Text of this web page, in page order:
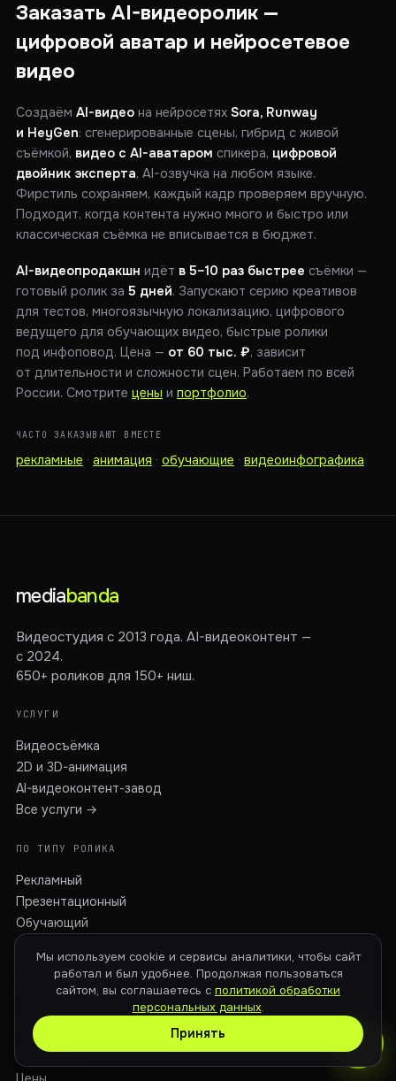
Заказать AI-видеоролик —
цифровой аватар и нейросетевое
видео
Создаём AI-видео на нейросетях Sora, Runway
и HeyGen: сгенерированные сцены, гибрид с живой
съёмкой, видео с AI-аватаром спикера, цифровой
двойник эксперта, AI-озвучка на любом языке.
Фирстиль сохраняем, каждый кадр проверяем вручную.
Подходит, когда контента нужно много и быстро или
классическая съёмка не вписывается в бюджет.
AI-видеопродакшн идёт в 5–10 раз быстрее съёмки —
готовый ролик за 5 дней. Запускают серию креативов
для тестов, многоязычную локализацию, цифрового
ведущего для обучающих видео, быстрые ролики
под инфоповод. Цена — от 60 тыс. ₽, зависит
от длительности и сложности сцен. Работаем по всей
России. Смотрите цены и портфолио.
ЧАСТО ЗАКАЗЫВАЮТ ВМЕСТЕ
рекламные · анимация · обучающие · видеоинфографика
mediabanda
Видеостудия с 2013 года. AI-видеоконтент —
с 2024.
650+ роликов для 150+ ниш.
УСЛУГИ
Видеосъёмка
2D и 3D-анимация
AI-видеоконтент-завод
Все услуги →
ПО ТИПУ РОЛИКА
Рекламный
Презентационный
Обучающий
Корпоративный / HR
Видеоинфографика
AI-видеоролик
СТУДИЯ
Портфолио
Мы используем cookie и сервисы аналитики, чтобы сайт
работал и был удобнее. Продолжая пользоваться
сайтом, вы соглашаетесь с политикой обработки
персональных данных.
Принять